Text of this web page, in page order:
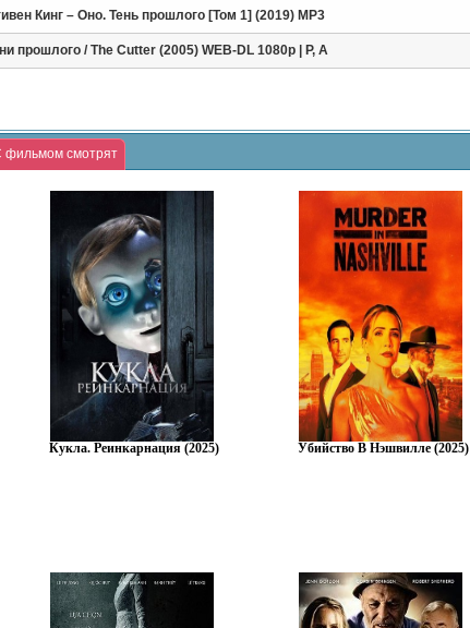
Кинг – Оно. Тень прошлого [Том 1] (2019) MP3
прошлого / The Cutter (2005) WEB-DL 1080p | Р, А
фильмом смотрят
Кукла. Реинкарнация (2025) Убийство В Нэшвилле (2025)